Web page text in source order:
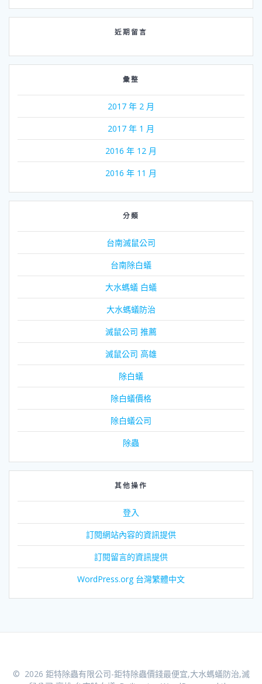
近期留言
彙整
2017 年 2 月
2017 年 1 月
2016 年 12 月
2016 年 11 月
分類
台南滅鼠公司
台南除白蟻
大水螞蟻 白蟻
大水螞蟻防治
滅鼠公司 推薦
滅鼠公司 高雄
除白蟻
除白蟻價格
除白蟻公司
除蟲
其他操作
登入
訂閱網站內容的資訊提供
訂閱留言的資訊提供
WordPress.org 台灣繁體中文
© 2026 鉅特除蟲有限公司-鉅特除蟲價錢最便宜,大水螞蟻防治,滅